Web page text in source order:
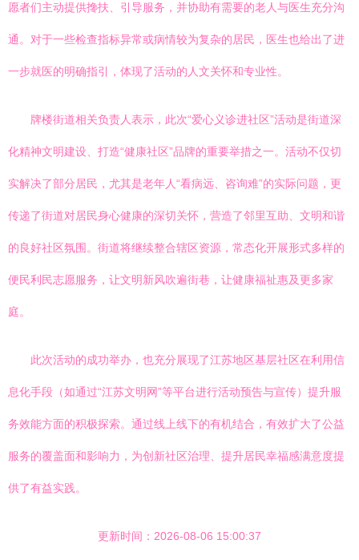
愿者们主动提供搀扶、引导服务，并协助有需要的老人与医生充分沟
通。对于一些检查指标异常或病情较为复杂的居民，医生也给出了进
一步就医的明确指引，体现了活动的人文关怀和专业性。
牌楼街道相关负责人表示，此次“爱心义诊进社区”活动是街道深
化精神文明建设、打造“健康社区”品牌的重要举措之一。活动不仅切
实解决了部分居民，尤其是老年人“看病远、咨询难”的实际问题，更
传递了街道对居民身心健康的深切关怀，营造了邻里互助、文明和谐
的良好社区氛围。街道将继续整合辖区资源，常态化开展形式多样的
便民利民志愿服务，让文明新风吹遍街巷，让健康福祉惠及更多家
庭。
此次活动的成功举办，也充分展现了江苏地区基层社区在利用信
息化手段（如通过“江苏文明网”等平台进行活动预告与宣传）提升服
务效能方面的积极探索。通过线上线下的有机结合，有效扩大了公益
服务的覆盖面和影响力，为创新社区治理、提升居民幸福感满意度提
供了有益实践。
更新时间：2026-08-06 15:00:37